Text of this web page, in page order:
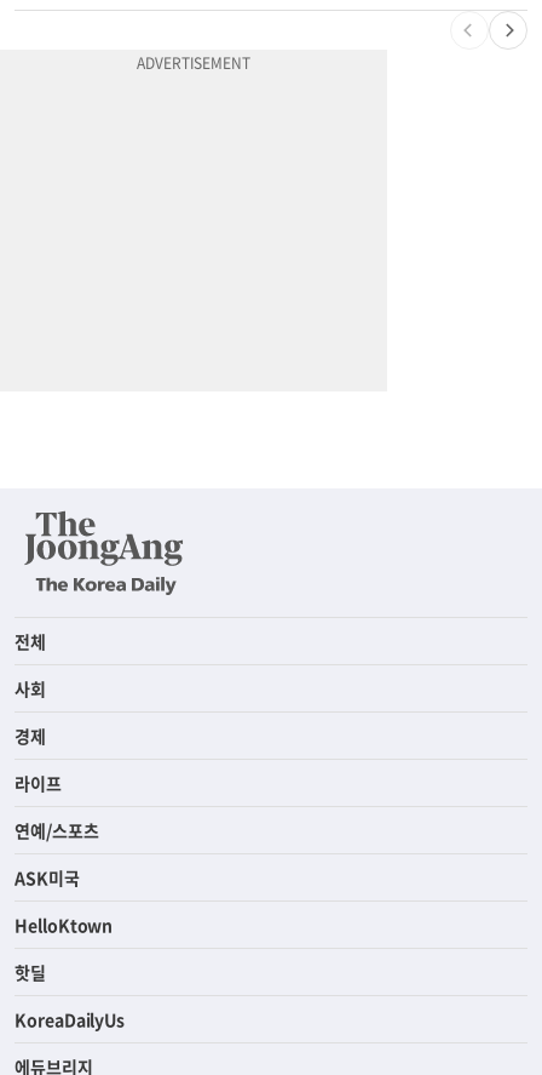
한인 남성, 처형 상대로 성범죄…"선처해줬더니 배신자 취급"
전체
사회
경제
라이프
연예/스포츠
ASK미국
HelloKtown
핫딜